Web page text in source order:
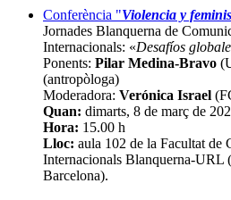
Conferència "Violencia y
Jornades Blanquerna de
Internacionals: «Desafíos
Ponents: Pilar Medina-Bravo
(antropòloga)
Moderadora: Verónica Israel
Quan: dimarts, 8 de març de
Hora: 15.00 h
Lloc: aula 102 de la Facultat de
Internacionals Blanquerna-URL
Barcelona).